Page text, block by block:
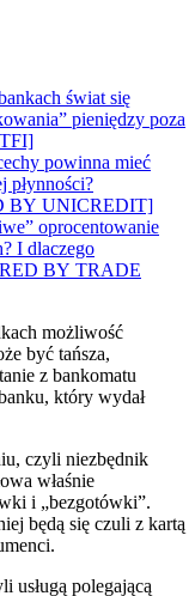
świat się
pieniędzy poza
powinna mieć
płynności?
BY UNICREDIT]
oprocentowanie
I dlaczego
BY TRADE
możliwość
być tańsza,
z bankomatu
który wydał
czyli niezbędnik
właśnie
i „bezgotówki”.
będą się czuli z kartą
usługą polegającą